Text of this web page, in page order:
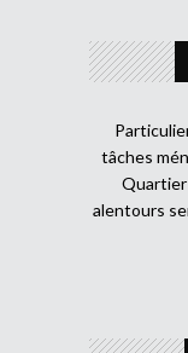
tâches
Quartier
alentours